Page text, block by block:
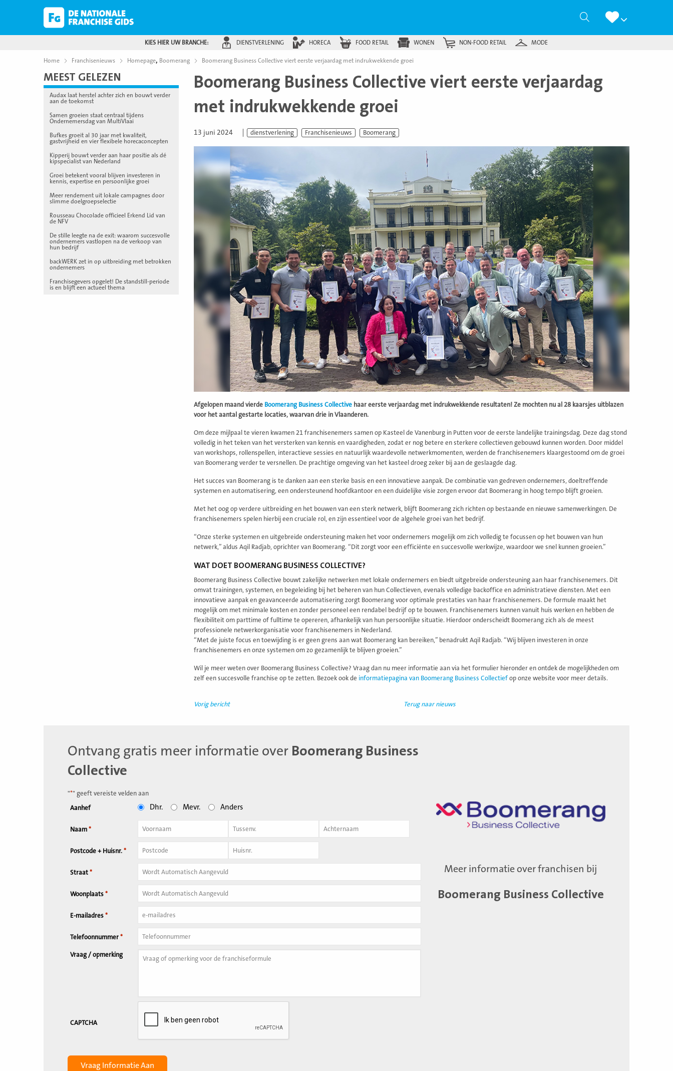
Zoeken
KIES HIER UW BRANCHE: DIENSTVERLENING HORECA FOOD RETAIL WONEN NON-FOOD RETAIL MODE
Home Franchisenieuws Homepage, Boomerang Boomerang Business Collective viert eerste verjaardag met indrukwekkende groei
MEEST GELEZEN
Audax laat herstel achter zich en bouwt verder
aan de toekomst
Samen groeien staat centraal tijdens
Ondernemersdag van MultiVlaai
Bufkes groeit al 30 jaar met kwaliteit,
gastvrijheid en vier flexibele horecaconcepten
Kipperij bouwt verder aan haar positie als dé
kipspecialist van Nederland
Groei betekent vooral blijven investeren in
kennis, expertise en persoonlijke groei
Meer rendement uit lokale campagnes door
slimme doelgroepselectie
Rousseau Chocolade officieel Erkend Lid van
de NFV
De stille leegte na de exit: waarom succesvolle
ondernemers vastlopen na de verkoop van
hun bedrijf
backWERK zet in op uitbreiding met betrokken
ondernemers
Franchisegevers opgelet! De standstill-periode
is en blijft een actueel thema
Boomerang Business Collective viert eerste verjaardag
met indrukwekkende groei
13 juni 2024 dienstverlening Franchisenieuws Boomerang
Afgelopen maand vierde Boomerang Business Collective haar eerste verjaardag met indrukwekkende resultaten! Ze mochten nu al 28 kaarsjes uitblazen
voor het aantal gestarte locaties, waarvan drie in Vlaanderen.
Om deze mijlpaal te vieren kwamen 21 franchisenemers samen op Kasteel de Vanenburg in Putten voor de eerste landelijke trainingsdag. Deze dag stond
volledig in het teken van het versterken van kennis en vaardigheden, zodat er nog betere en sterkere collectieven gebouwd kunnen worden. Door middel
van workshops, rollenspellen, interactieve sessies en natuurlijk waardevolle netwerkmomenten, werden de franchisenemers klaargestoomd om de groei
van Boomerang verder te versnellen. De prachtige omgeving van het kasteel droeg zeker bij aan de geslaagde dag.
Het succes van Boomerang is te danken aan een sterke basis en een innovatieve aanpak. De combinatie van gedreven ondernemers, doeltreffende
systemen en automatisering, een ondersteunend hoofdkantoor en een duidelijke visie zorgen ervoor dat Boomerang in hoog tempo blijft groeien.
Met het oog op verdere uitbreiding en het bouwen van een sterk netwerk, blijft Boomerang zich richten op bestaande en nieuwe samenwerkingen. De
franchisenemers spelen hierbij een cruciale rol, en zijn essentieel voor de algehele groei van het bedrijf.
“Onze sterke systemen en uitgebreide ondersteuning maken het voor ondernemers mogelijk om zich volledig te focussen op het bouwen van hun
netwerk,” aldus Aqil Radjab, oprichter van Boomerang. “Dit zorgt voor een efficiënte en succesvolle werkwijze, waardoor we snel kunnen groeien.”
WAT DOET BOOMERANG BUSINESS COLLECTIVE?
Boomerang Business Collective bouwt zakelijke netwerken met lokale ondernemers en biedt uitgebreide ondersteuning aan haar franchisenemers. Dit
omvat trainingen, systemen, en begeleiding bij het beheren van hun Collectieven, evenals volledige backoffice en administratieve diensten. Met een
innovatieve aanpak en geavanceerde automatisering zorgt Boomerang voor optimale prestaties van haar franchisenemers. De formule maakt het
mogelijk om met minimale kosten en zonder personeel een rendabel bedrijf op te bouwen. Franchisenemers kunnen vanuit huis werken en hebben de
flexibiliteit om parttime of fulltime te opereren, afhankelijk van hun persoonlijke situatie. Hierdoor onderscheidt Boomerang zich als de meest
professionele netwerkorganisatie voor franchisenemers in Nederland.
“Met de juiste focus en toewijding is er geen grens aan wat Boomerang kan bereiken,” benadrukt Aqil Radjab. “Wij blijven investeren in onze
franchisenemers en onze systemen om zo gezamenlijk te blijven groeien.”
Wil je meer weten over Boomerang Business Collective? Vraag dan nu meer informatie aan via het formulier hieronder en ontdek de mogelijkheden om
zelf een succesvolle franchise op te zetten. Bezoek ook de informatiepagina van Boomerang Business Collectief op onze website voor meer details.
Vorig bericht Terug naar nieuws
Ontvang gratis meer informatie over Boomerang Business
Collective
"*" geeft vereiste velden aan
Aanhef Dhr. Mevr. Anders
Naam *
Postcode + Huisnr. *
Straat *
Woonplaats *
E-mailadres *
Telefoonnummer *
Vraag / opmerking
CAPTCHA
Meer informatie over franchisen bij
Boomerang Business Collective